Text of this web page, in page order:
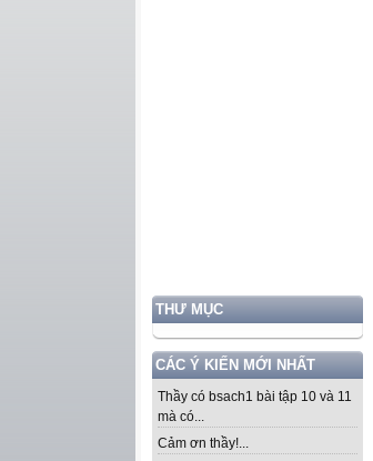
THƯ MỤC
CÁC Ý KIẾN MỚI NHẤT
Thầy có bsach1 bài tập 10 và 11
mà có...
Cảm ơn thầy!...